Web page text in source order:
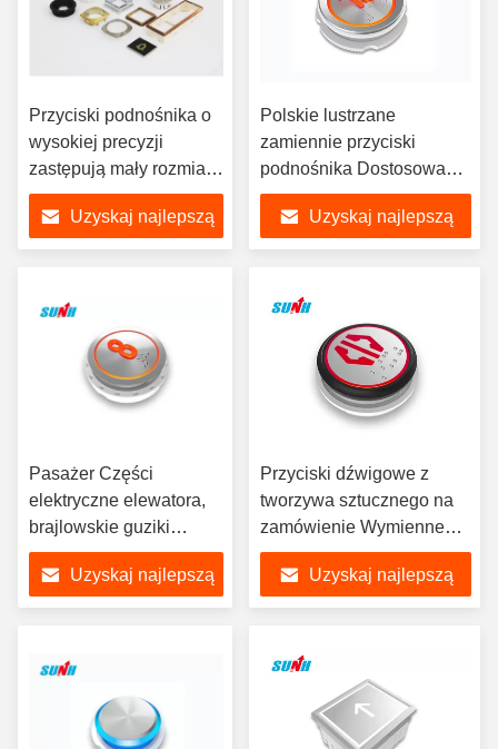
Przyciski podnośnika o
wysokiej precyzji
zastępują mały rozmiar
dla LOP / COP
Uzyskaj najlepszą
Polskie lustrzane
zamiennie przyciski
podnośnika Dostosowany
rozmiar Napięcie DC12V /
DC24VUzyskaj najlepszą
Pasażer Części
elektryczne elewatora,
brajlowskie guziki
dźwigniowe Materiał
ABS / SSUzyskaj najlepszą
Przyciski dźwigowe z
tworzywa sztucznego na
zamówienie Wymienne
powierzchnie
Uzyskaj najlepszą